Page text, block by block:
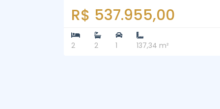
R$ 537.955,00
137,34 m²